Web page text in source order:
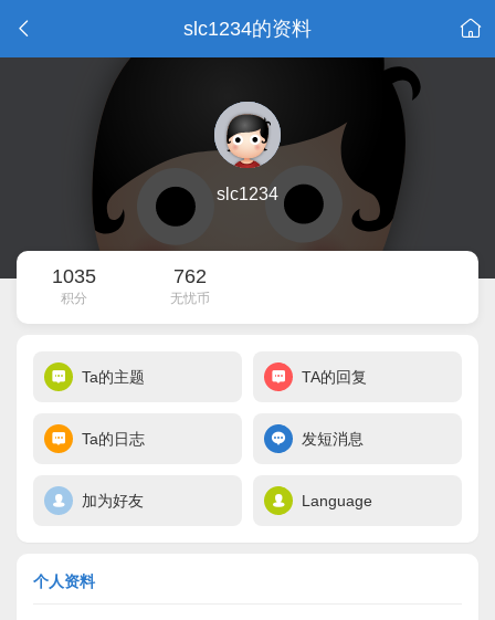
slc1234的资料
slc1234
1035
积分
762
无忧币
Ta的主题 TA的回复
Ta的日志 发短消息
加为好友 Language
个人资料